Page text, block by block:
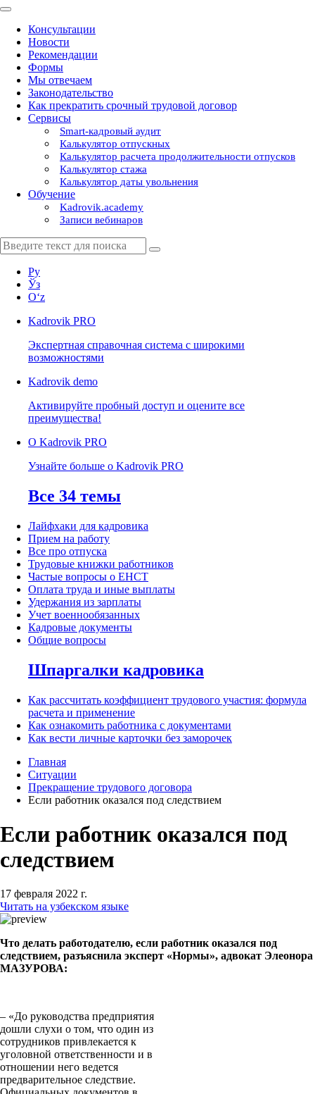
Консультации
Новости
Рекомендации
Формы
Мы отвечаем
Законодательство
Как прекратить срочный трудовой договор
Сервисы
Smart-кадровый аудит
Калькулятор отпускных
Калькулятор расчета продолжительности отпусков
Калькулятор стажа
Калькулятор даты увольнения
Обучение
Kadrovik.academy
Записи вебинаров
Ру
Ўз
Oʻz
Kadrovik PRO
Экспертная справочная система с широкими
возможностями
Kadrovik demo
Активируйте пробный доступ и оцените все
преимущества!
О Kadrovik PRO
Узнайте больше о Kadrovik PRO
Все 34 темы
Лайфхаки для кадровика
Прием на работу
Все про отпуска
Трудовые книжки работников
Частые вопросы о ЕНСТ
Оплата труда и иные выплаты
Удержания из зарплаты
Учет военнообязанных
Кадровые документы
Общие вопросы
Шпаргалки кадровика
Как рассчитать коэффициент трудового участия: формула
расчета и применение
Как ознакомить работника с документами
Как вести личные карточки без заморочек
Главная
Ситуации
Прекращение трудового договора
Если работник оказался под следствием
Если работник оказался под
следствием
17 февраля 2022 г.
Читать на узбекском языке
Что делать работодателю, если работник оказался под
следствием, разъяснила эксперт «Нормы», адвокат Элеонора
МАЗУРОВА:
– «До руководства предприятия
дошли слухи о том, что один из
сотрудников привлекается к
уголовной ответственности и в
отношении него ведется
предварительное следствие.